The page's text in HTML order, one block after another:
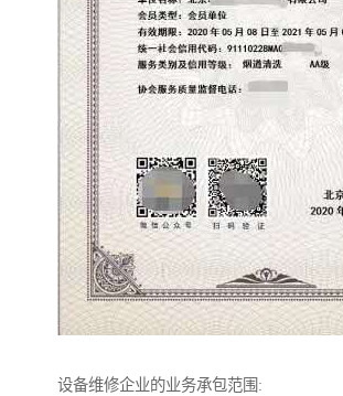
设备维修企业的业务承包范围: